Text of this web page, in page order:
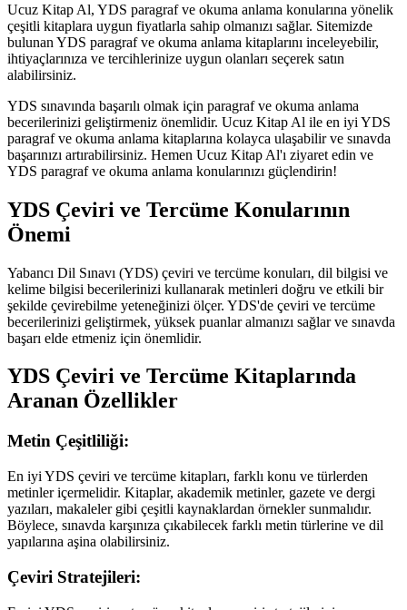
Ucuz Kitap Al, YDS paragraf ve okuma anlama konularına yönelik
çeşitli kitaplara uygun fiyatlarla sahip olmanızı sağlar. Sitemizde
bulunan YDS paragraf ve okuma anlama kitaplarını inceleyebilir,
ihtiyaçlarınıza ve tercihlerinize uygun olanları seçerek satın
alabilirsiniz.
YDS sınavında başarılı olmak için paragraf ve okuma anlama
becerilerinizi geliştirmeniz önemlidir. Ucuz Kitap Al ile en iyi YDS
paragraf ve okuma anlama kitaplarına kolayca ulaşabilir ve sınavda
başarınızı artırabilirsiniz. Hemen Ucuz Kitap Al'ı ziyaret edin ve
YDS paragraf ve okuma anlama konularınızı güçlendirin!
YDS Çeviri ve Tercüme Konularının
Önemi
Yabancı Dil Sınavı (YDS) çeviri ve tercüme konuları, dil bilgisi ve
kelime bilgisi becerilerinizi kullanarak metinleri doğru ve etkili bir
şekilde çevirebilme yeteneğinizi ölçer. YDS'de çeviri ve tercüme
becerilerinizi geliştirmek, yüksek puanlar almanızı sağlar ve sınavda
başarı elde etmeniz için önemlidir.
YDS Çeviri ve Tercüme Kitaplarında
Aranan Özellikler
Metin Çeşitliliği:
En iyi YDS çeviri ve tercüme kitapları, farklı konu ve türlerden
metinler içermelidir. Kitaplar, akademik metinler, gazete ve dergi
yazıları, makaleler gibi çeşitli kaynaklardan örnekler sunmalıdır.
Böylece, sınavda karşınıza çıkabilecek farklı metin türlerine ve dil
yapılarına aşina olabilirsiniz.
Çeviri Stratejileri: